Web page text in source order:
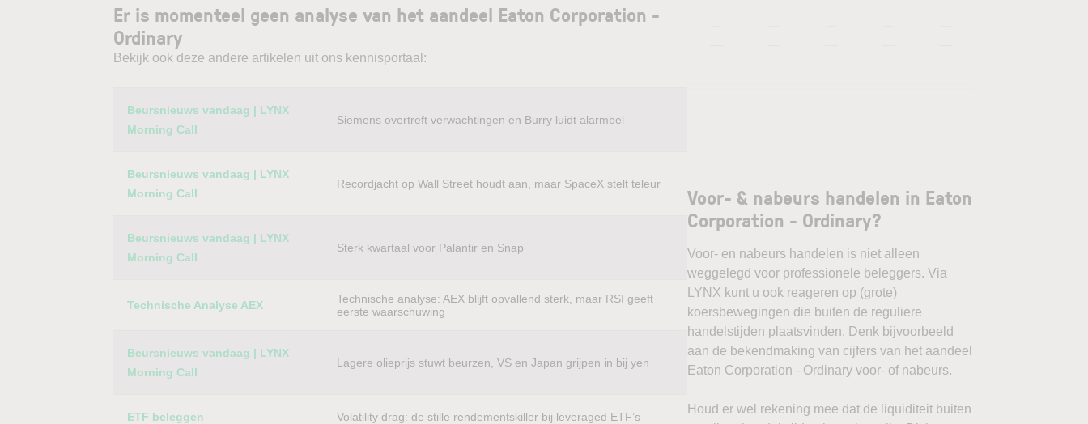
Er is momenteel geen analyse van het aandeel Eaton Corporation -
Ordinary
Bekijk ook deze andere artikelen uit ons kennisportaal:
Category Titel
Beursnieuws vandaag | LYNX
Morning Call
Siemens overtreft verwachtingen en Burry luidt alarmbel
Beursnieuws vandaag | LYNX
Morning Call
Recordjacht op Wall Street houdt aan, maar SpaceX stelt teleur
Beursnieuws vandaag | LYNX
Morning Call
Sterk kwartaal voor Palantir en Snap
Technische Analyse AEX
Technische analyse: AEX blijft opvallend sterk, maar RSI geeft
eerste waarschuwing
Beursnieuws vandaag | LYNX
Morning Call
Lagere olieprijs stuwt beurzen, VS en Japan grijpen in bij yen
ETF beleggen Volatility drag: de stille rendementskiller bij leveraged ETF’s
Voor- & nabeurs handelen in Eaton
Corporation - Ordinary?
Voor- en nabeurs handelen is niet alleen
weggelegd voor professionele beleggers. Via
LYNX kunt u ook reageren op (grote)
koersbewegingen die buiten de reguliere
handelstijden plaatsvinden. Denk bijvoorbeeld
aan de bekendmaking van cijfers van het aandeel
Eaton Corporation - Ordinary voor- of nabeurs.
Houd er wel rekening mee dat de liquiditeit buiten